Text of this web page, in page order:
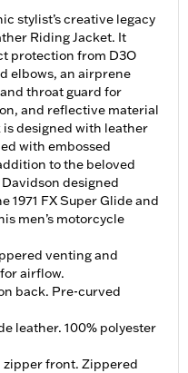
stylist’s creative legacy
Riding Jacket. It
protection from D3O
elbows, an airprene
throat guard for
and reflective material
designed with leather
with embossed
to the beloved
designed
1971 FX Super Glide and
men’s motorcycle
venting and
airflow.
back. Pre-curved
leather. 100% polyester
zipper front. Zippered